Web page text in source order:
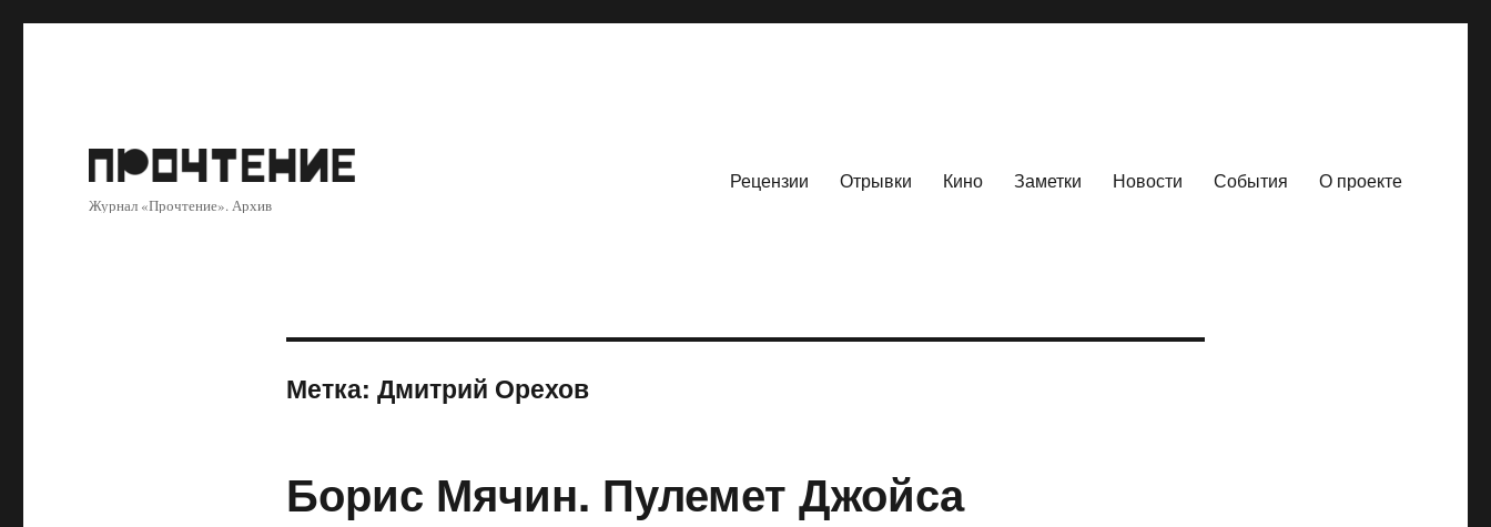
Журнал «Прочтение». Архив
Рецензии Отрывки Кино Заметки Новости События О проекте
Метка: Дмитрий Орехов
Борис Мячин. Пулемет Джойса